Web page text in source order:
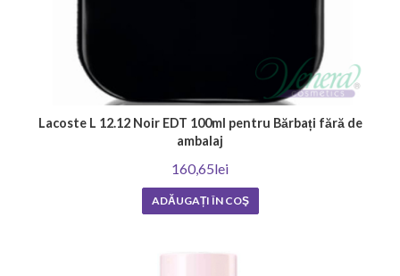
Lacoste L 12.12 Noir EDT 100ml pentru Bărbați fără de
ambalaj
160,65lei
ADĂUGAȚI ÎN COŞ